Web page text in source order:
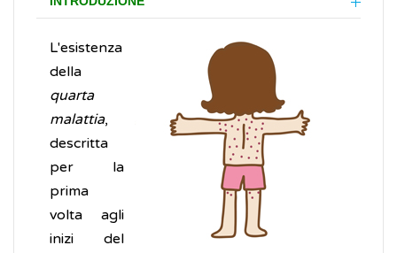
L'esistenza
della
quarta
malattia,
descritta
per la
prima
volta agli
inizi del